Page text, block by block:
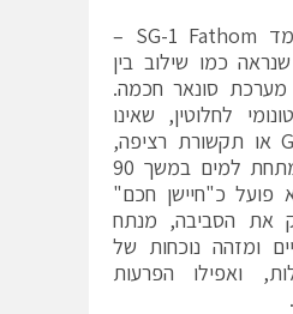
במרכז החזון עומד SG-1 Fathom –
כמו שילוב בין
מערכת סונאר חכמה.
לחלוטין, שאינו
תלוי בחיבור GPS או תקשורת רציפה,
ומסוגל לשהות מתחת למים במשך 90
פועל כ"חיישן חכם"
את הסביבה, מנתח
ומזהה נוכחות של
ואפילו הפרעות